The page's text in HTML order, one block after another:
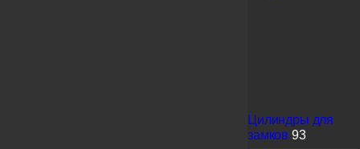
Цилиндры для
замков 93